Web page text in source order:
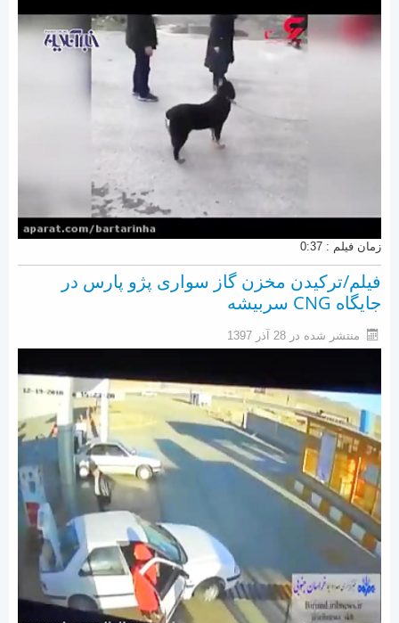
زمان فیلم : 0:37
فیلم/ترکیدن مخزن گاز سواری پژو پارس در
جایگاه CNG سربیشه
منتشر شده در 28 آذر 1397